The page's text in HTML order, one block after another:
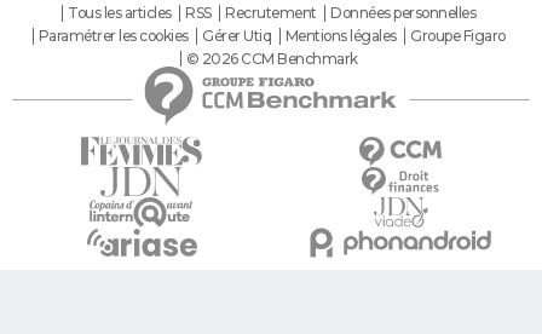
Tous les articles
RSS Recrutement
Données personnelles
Paramétrer les cookies
Gérer Utiq Mentions légales
Groupe Figaro
© 2026 CCM Benchmark